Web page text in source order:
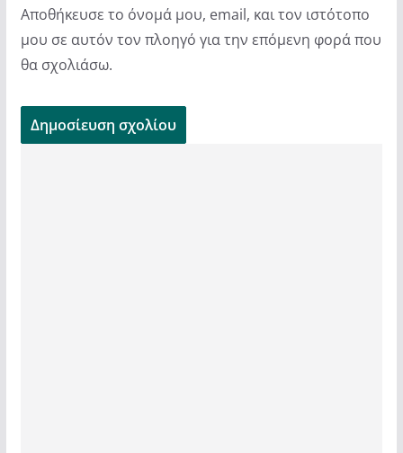
Αποθήκευσε το όνομά μου, email, και τον ιστότοπο
μου σε αυτόν τον πλοηγό για την επόμενη φορά που
θα σχολιάσω.